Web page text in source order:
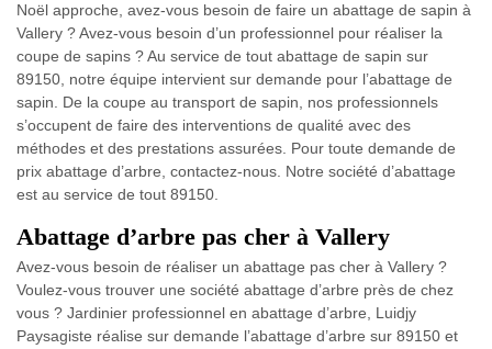
Noël approche, avez-vous besoin de faire un abattage de sapin à
Vallery ? Avez-vous besoin d’un professionnel pour réaliser la
coupe de sapins ? Au service de tout abattage de sapin sur
89150, notre équipe intervient sur demande pour l’abattage de
sapin. De la coupe au transport de sapin, nos professionnels
s’occupent de faire des interventions de qualité avec des
méthodes et des prestations assurées. Pour toute demande de
prix abattage d’arbre, contactez-nous. Notre société d’abattage
est au service de tout 89150.
Abattage d’arbre pas cher à Vallery
Avez-vous besoin de réaliser un abattage pas cher à Vallery ?
Voulez-vous trouver une société abattage d’arbre près de chez
vous ? Jardinier professionnel en abattage d’arbre, Luidjy
Paysagiste réalise sur demande l’abattage d’arbre sur 89150 et